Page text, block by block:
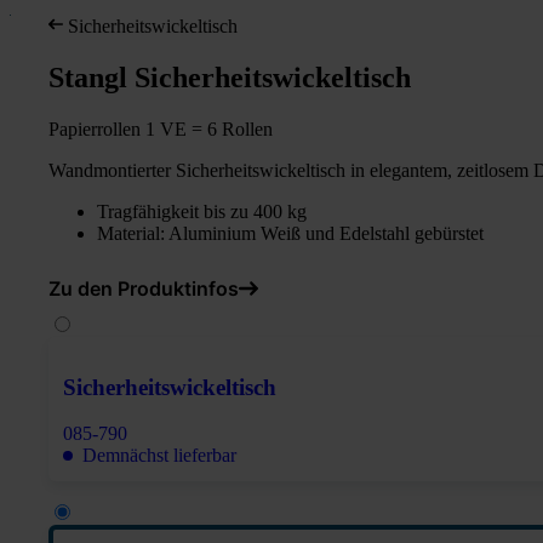
Sicherheitswickeltisch
Stangl Sicherheitswickeltisch
Papierrollen 1 VE = 6 Rollen
Wandmontierter Sicherheitswickeltisch in elegantem, zeitlosem
Tragfähigkeit bis zu 400 kg
Material: Aluminium Weiß und Edelstahl gebürstet
Zu den Produktinfos
Sicherheitswickeltisch
085-790
Demnächst lieferbar